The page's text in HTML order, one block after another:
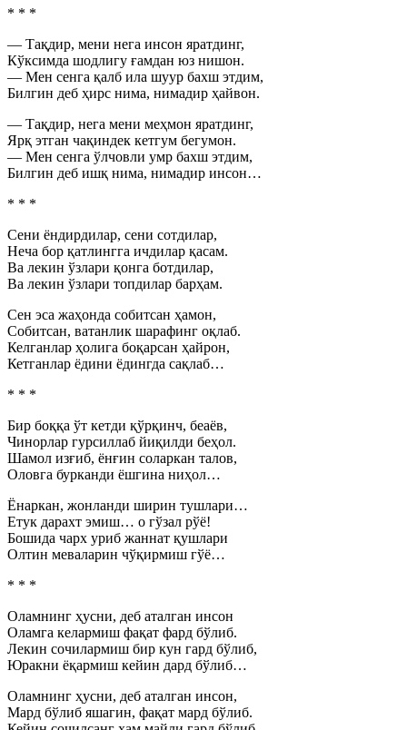
* * *
— Тақдир, мени нега инсон яратдинг,
Кўксимда шодлигу ғамдан юз нишон.
— Мен сенга қалб ила шуур бахш этдим,
Билгин деб ҳирс нима, нимадир ҳайвон.
— Тақдир, нега мени меҳмон яратдинг,
Ярқ этган чақиндек кетгум бегумон.
— Мен сенга ўлчовли умр бахш этдим,
Билгин деб ишқ нима, нимадир инсон…
* * *
Сени ёндирдилар, сени сотдилар,
Неча бор қатлингга ичдилар қасам.
Ва лекин ўзлари қонга ботдилар,
Ва лекин ўзлари топдилар барҳам.
Сен эса жаҳонда собитсан ҳамон,
Собитсан, ватанлик шарафинг оқлаб.
Келганлар ҳолига боқарсан ҳайрон,
Кетганлар ёдини ёдингда сақлаб…
* * *
Бир боққа ўт кетди қўрқинч, беаёв,
Чинорлар гурсиллаб йиқилди беҳол.
Шамол изғиб, ёнғин соларкан талов,
Оловга бурканди ёшгина ниҳол…
Ёнаркан, жонланди ширин тушлари…
Етук дарахт эмиш… о гўзал рўё!
Бошида чарх уриб жаннат қушлари
Олтин меваларин чўқирмиш гўё…
* * *
Оламнинг ҳусни, деб аталган инсон
Оламга келармиш фақат фард бўлиб.
Лекин сочилармиш бир кун гард бўлиб,
Юракни ёқармиш кейин дард бўлиб…
Оламнинг ҳусни, деб аталган инсон,
Мард бўлиб яшагин, фақат мард бўлиб.